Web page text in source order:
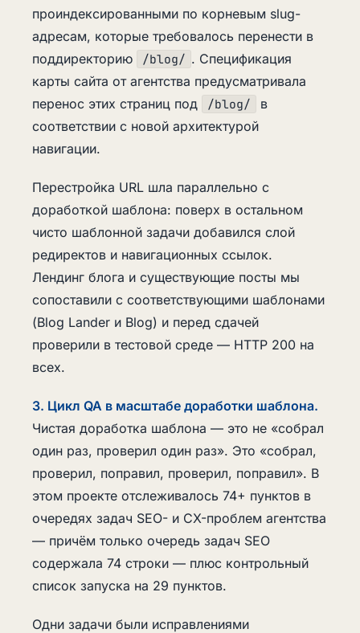
проиндексированными по корневым slug-
адресам, которые требовалось перенести в
поддиректорию
/blog/ . Спецификация
карты сайта от агентства предусматривала
перенос этих страниц под
/blog/
в
соответствии с новой архитектурой
навигации.
Перестройка URL шла параллельно с
доработкой шаблона: поверх в остальном
чисто шаблонной задачи добавился слой
редиректов и навигационных ссылок.
Лендинг блога и существующие посты мы
сопоставили с соответствующими шаблонами
(Blog Lander и Blog) и перед сдачей
проверили в тестовой среде — HTTP 200 на
всех.
3. Цикл QA в масштабе доработки шаблона.
Чистая доработка шаблона — это не «собрал
один раз, проверил один раз». Это «собрал,
проверил, поправил, проверил, поправил». В
этом проекте отслеживалось 74+ пунктов в
очередях задач SEO- и CX-проблем агентства
— причём только очередь задач SEO
содержала 74 строки — плюс контрольный
список запуска на 29 пунктов.
Одни задачи были исправлениями